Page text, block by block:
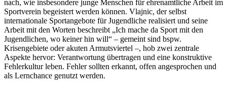
nach, wie insbesondere junge Menschen für ehrenamtliche Arbeit im
Sportverein begeistert werden können. Vlajnic, der selbst
internationale Sportangebote für Jugendliche realisiert und seine
Arbeit mit den Worten beschreibt „Ich mache da Sport mit den
Jugendlichen, wo keiner hin will“ – gemeint sind bspw.
Krisengebiete oder akuten Armutsviertel –, hob zwei zentrale
Aspekte hervor: Verantwortung übertragen und eine konstruktive
Fehlerkultur leben. Fehler sollten erkannt, offen angesprochen und
als Lernchance genutzt werden.